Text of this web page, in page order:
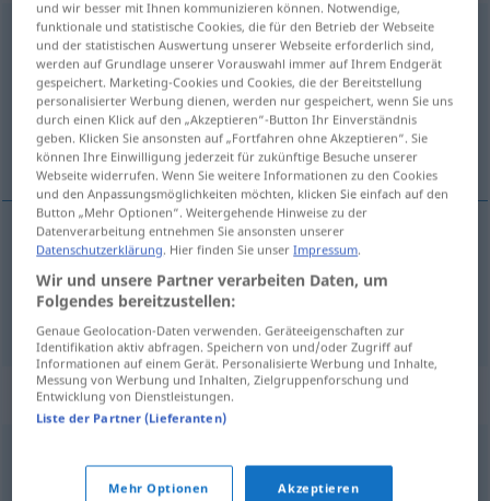
Zuhörerschaft f <Zuhörerschaft>
Übersicht aller Übersetzungen
(Für mehr Details die Übersetzung anklicken/antippen)
posluchači, posluchačstvo
posluchači Zuhörerschaft
posluchačstvo Zuhörerschaft
Synonyme für "Zuhörerschaft"
Publikum,Zuhörer
und wir besser mit Ihnen kommunizieren können. Notwendige,
funktionale und statistische Cookies, die für den Betrieb der Webseite
und der statistischen Auswertung unserer Webseite erforderlich sind,
werden auf Grundlage unserer Vorauswahl immer auf Ihrem Endgerät
gespeichert. Marketing-Cookies und Cookies, die der Bereitstellung
personalisierter Werbung dienen, werden nur gespeichert, wenn Sie uns
durch einen Klick auf den „Akzeptieren“-Button Ihr Einverständnis
geben. Klicken Sie ansonsten auf „Fortfahren ohne Akzeptieren“. Sie
können Ihre Einwilligung jederzeit für zukünftige Besuche unserer
Webseite widerrufen. Wenn Sie weitere Informationen zu den Cookies
und den Anpassungsmöglichkeiten möchten, klicken Sie einfach auf den
Button „Mehr Optionen“. Weitergehende Hinweise zu der
Datenverarbeitung entnehmen Sie ansonsten unserer
Datenschutzerklärung . Hier finden Sie unserImpressum
Wir und unsere Partner verarbeiten Daten, um
Folgendes bereitzustellen:
Genaue Geolocation-Daten verwenden. Geräteeigenschaften zur
Identifikation aktiv abfragen. Speichern von und/oder Zugriff auf
Informationen auf einem Gerät. Personalisierte Werbung und Inhalte,
Messung von Werbung und Inhalten, Zielgruppenforschung und
Entwicklung von Dienstleistungen.
Liste der Partner (Lieferanten)
Mehr Optionen Akzeptieren